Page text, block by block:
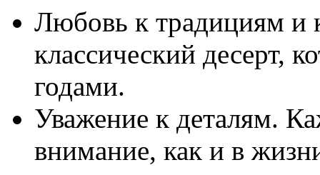
Любовь к традициям
классический десерт,
годами.
Уважение к деталям.
внимание, как и в